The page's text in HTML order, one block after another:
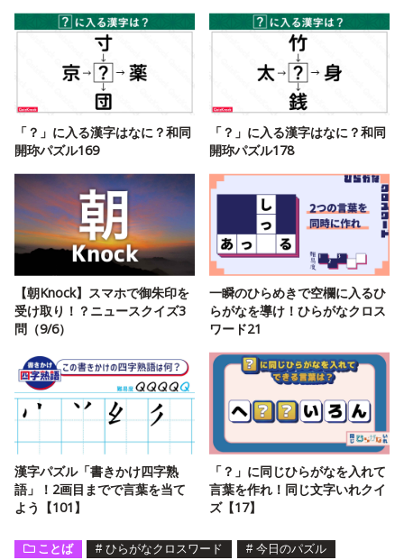
「？」に入る漢字はなに？和同
開珎パズル169
「？」に入る漢字はなに？和同
開珎パズル178
【朝Knock】スマホで御朱印を
受け取り！？ニュースクイズ3
問（9/6）
一瞬のひらめきで空欄に入るひ
らがなを導け！ひらがなクロス
ワード21
漢字パズル「書きかけ四字熟
語」！2画目までで言葉を当て
よう【101】
「？」に同じひらがなを入れて
言葉を作れ！同じ文字いれクイ
ズ【17】
ことば # ひらがなクロスワード # 今日のパズル